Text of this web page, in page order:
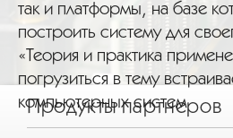
так и платформы, на базе
построить систему для
«Теория и практика
погрузиться в тему
компьютерных систем
Продукты партнеров